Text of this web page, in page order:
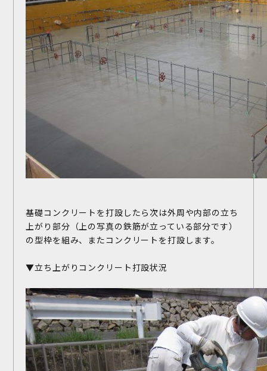
基礎コンクリートを打設したら次は外周や内部の立ち
上がり部分（上の写真の鉄筋が立っている部分です）
の型枠を組み、またコンクリートを打設します。
▼立ち上がりコンクリート打設状況